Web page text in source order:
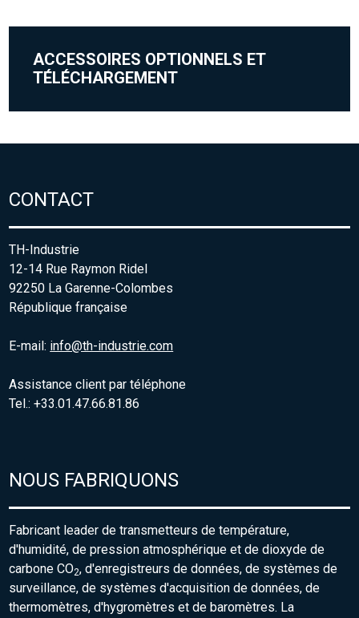
ACCESSOIRES OPTIONNELS ET
TÉLÉCHARGEMENT
CONTACT
TH-Industrie
12-14 Rue Raymon Ridel
92250 La Garenne-Colombes
République française
E-mail: info@th-industrie.com
Assistance client par téléphone
Tel.: +33.01.47.66.81.86
NOUS FABRIQUONS
Fabricant leader de transmetteurs de température,
d'humidité, de pression atmosphérique et de dioxyde de
carbone CO2, d'enregistreurs de données, de systèmes de
surveillance, de systèmes d'acquisition de données, de
thermomètres, d'hygromètres et de baromètres. La